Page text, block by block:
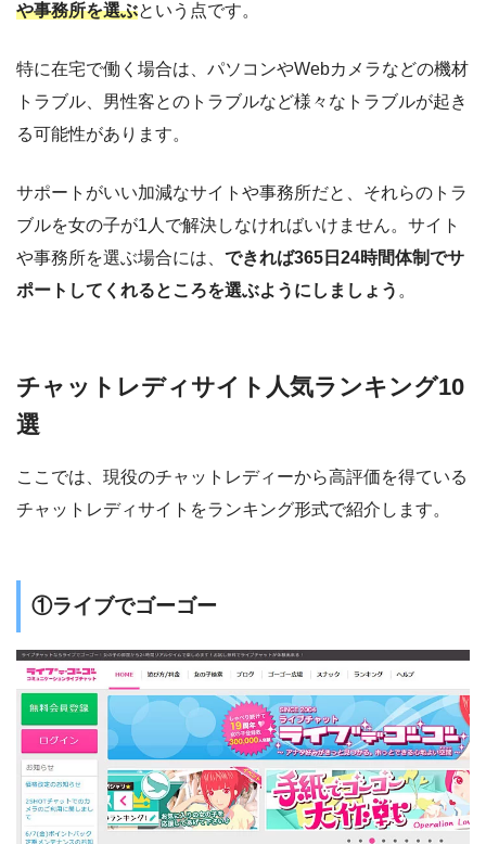
や事務所を選ぶという点です。
特に在宅で働く場合は、パソコンやWebカメラなどの機材
トラブル、男性客とのトラブルなど様々なトラブルが起き
る可能性があります。
サポートがいい加減なサイトや事務所だと、それらのトラ
ブルを女の子が1人で解決しなければいけません。サイト
や事務所を選ぶ場合には、 できれば365日24時間体制でサ
ポートしてくれるところを選ぶようにしましょう 。
チャットレディサイト人気ランキング10
選
ここでは、現役のチャットレディーから高評価を得ている
チャットレディサイトをランキング形式で紹介します。
①ライブでゴーゴー